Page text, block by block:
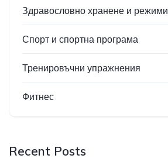
Здравословно хранене и режими
Спорт и спортна програма
Тренировъчни упражнения
Фитнес
Recent Posts